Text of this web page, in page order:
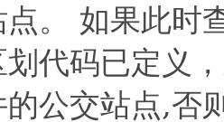
点。 如果此
代码已定义
公交站点,否